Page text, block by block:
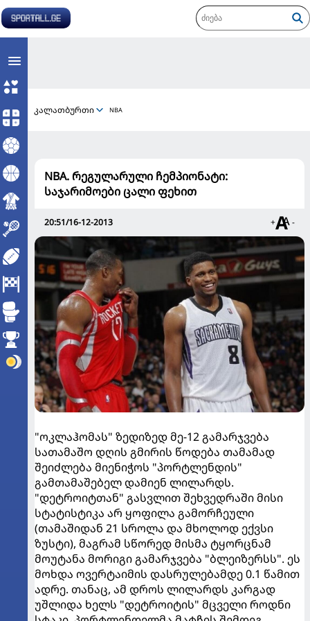
კალათბურთი NBA
NBA. რეგულარული ჩემპიონატი:
საჯარიმოები ცალი ფეხით
20:51/16-12-2013 + -
"ოკლაჰომას" ზედიზედ მე-12 გამარჯვება
სათამაშო დღის გმირის წოდება თამამად
შეიძლება მიენიჭოს "პორტლენდის"
გამთამაშებელ დამიენ ლილარდს.
"დეტროიტთან" გასვლით შეხვედრაში მისი
სტატისტიკა არ ყოფილა გამორჩეული
(თამაშიდან 21 სროლა და მხოლოდ ექვსი
ზუსტი), მაგრამ სწორედ მისმა ტყორცნამ
მოუტანა მორიგი გამარჯვება "ბლეიზერსს". ეს
მოხდა ოვერტაიმის დასრულებამდე 0.1 წამით
ადრე. თანაც, ამ დროს ლილარდს კარგად
უშლიდა ხელს "დეტროიტის" მცველი როდნი